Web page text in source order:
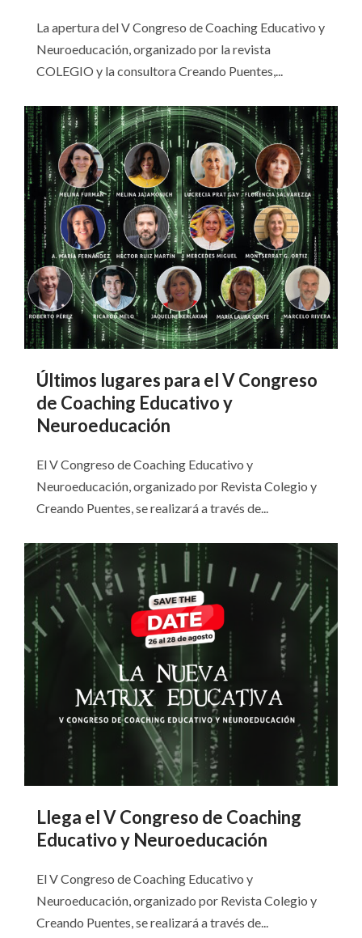
La apertura del V Congreso de Coaching Educativo y
Neuroeducación, organizado por la revista
COLEGIO y la consultora Creando Puentes,...
Últimos lugares para el V Congreso
de Coaching Educativo y
Neuroeducación
El V Congreso de Coaching Educativo y
Neuroeducación, organizado por Revista Colegio y
Creando Puentes, se realizará a través de...
Llega el V Congreso de Coaching
Educativo y Neuroeducación
El V Congreso de Coaching Educativo y
Neuroeducación, organizado por Revista Colegio y
Creando Puentes, se realizará a través de...